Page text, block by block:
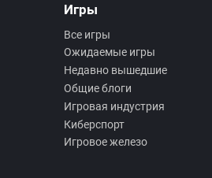
Игры
Все игры
Ожидаемые игры
Недавно вышедшие
Общие блоги
Игровая индустрия
Киберспорт
Игровое железо